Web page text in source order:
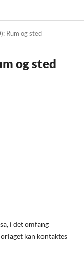
Rum og sted
og sted
i det omfang
kan kontaktes